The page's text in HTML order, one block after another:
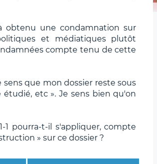
obtenu une condamnation sur
et médiatiques plutôt
compte tenu de cette
sens que mon dossier reste sous
étudié, etc ». Je sens bien qu'on
1 pourra-t-il s'appliquer, compte
» sur ce dossier ?